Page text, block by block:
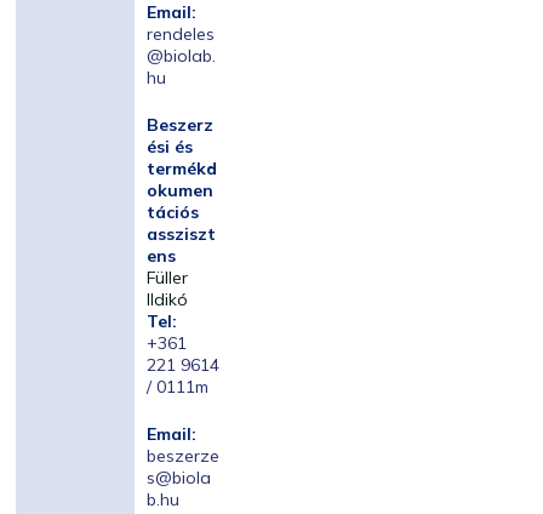
Email:
rendeles
@biolab.
hu
Beszerz
ési és
termékd
okumen
tációs
assziszt
ens
Füller
Ildikó
Tel:
+361
221 9614
/ 0111m
Email:
beszerze
s@biola
b.hu